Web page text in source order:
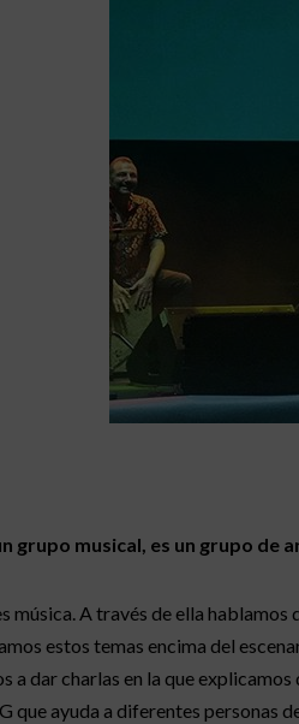
grupo musical, es un grupo
música. A través de ella
estos temas encima del
a dar charlas en la que
que ayuda a diferentes personas